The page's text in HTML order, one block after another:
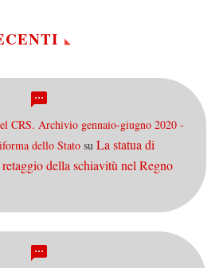
CRS. Archivio gennaio-giugno 2020 -
dello Stato su La statua di
della schiavitù nel Regno